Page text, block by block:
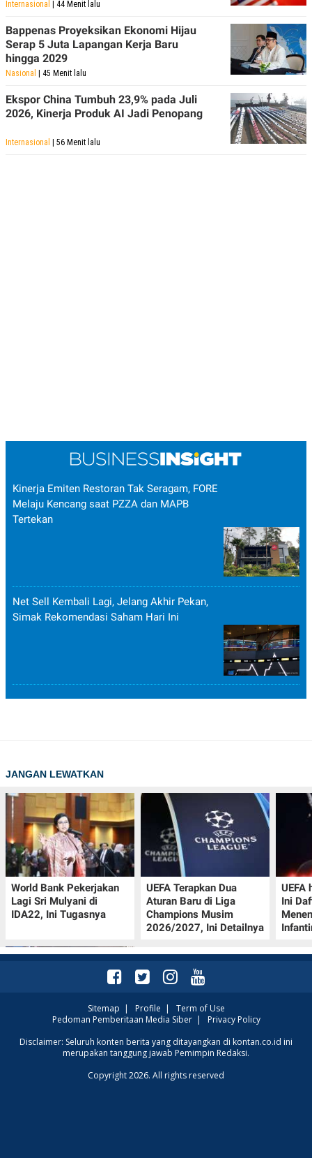
L
N
G
G
A
N
N
C
E
A
K
N
E
R
J
A
M
I
T
N
PROFILE
TERM
OF
PEDOMAN
PEMBERITAAN
SIBER
Internasional | 44 Menit lalu
Bappenas Proyeksikan Ekonomi Hijau
Serap 5 Juta Lapangan Kerja Baru
hingga 2029
Nasional | 45 Menit lalu
Ekspor China Tumbuh 23,9% pada Juli
2026, Kinerja Produk AI Jadi Penopang
Internasional | 56 Menit lalu
Kinerja Emiten Restoran Tak Seragam, FORE
Melaju Kencang saat PZZA dan MAPB
Tertekan
Net Sell Kembali Lagi, Jelang Akhir Pekan,
Simak Rekomendasi Saham Hari Ini
JANGAN LEWATKAN
World Bank Pekerjakan
Lagi Sri Mulyani di
IDA22, Ini Tugasnya
UEFA Terapkan Dua
Aturan Baru di Liga
Champions Musim
2026/2027, Ini Detailnya
UEFA
Ini
Jadwal Perempat Final
GOTF MLBB 2026: ONIC
Amankan Semifinal
Sitemap Profile
Term of Use
Pedoman Pemberitaan Media Siber| Privacy Policy
Disclaimer: Seluruh konten berita yang ditayangkan di kontan.co.id ini
merupakan tanggung jawab Pemimpin Redaksi.
Copyright 2026. All rights reserved